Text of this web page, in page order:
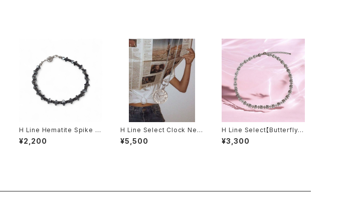
H Line Hematite Spike Br
acelet
¥2,200
H Line Select Clock Nec
klace
¥5,500
H Line Select【Butterfly N
ecklace】
¥3,300